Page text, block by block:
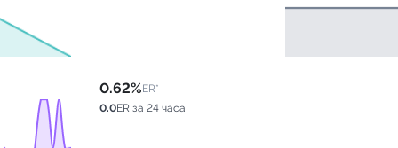
0.62%ER*
0.0ER за 24 часа